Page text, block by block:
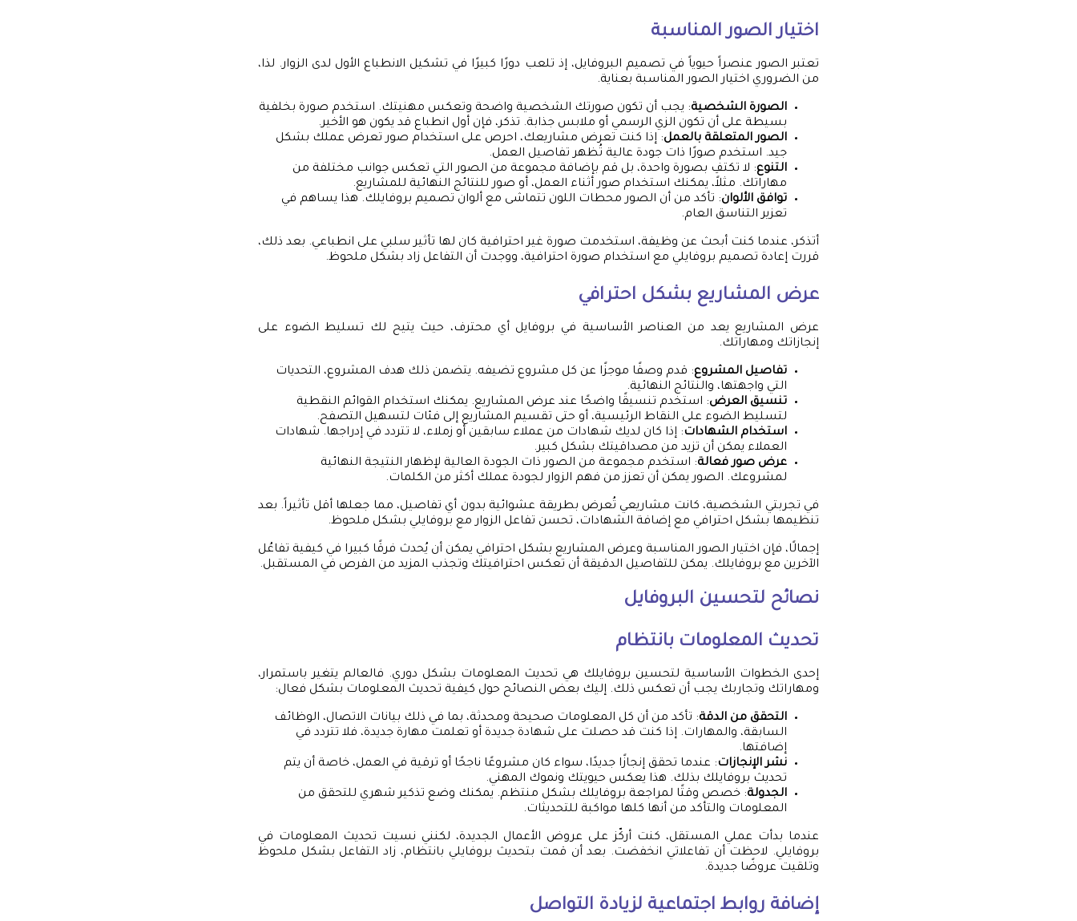
اختيار الصور المناسبة
تعتبر الصور عنصراً حيوياً في تصميم البروفايل، إذ تلعب دورًا كبيرًا في تشكيل الانطباع الأول لدى الزوار. لذا،
من الضروري اختيار الصور المناسبة بعناية.
الصورة الشخصية: يجب أن تكون صورتك الشخصية واضحة وتعكس مهنيتك. استخدم صورة بخلفية
بسيطة على أن تكون الزي الرسمي أو ملابس جذابة. تذكر، فإن أول انطباع قد يكون هو الأخير.
الصور المتعلقة بالعمل: إذا كنت تعرض مشاريعك، احرص على استخدام صور تعرض عملك بشكل
جيد. استخدم صورًا ذات جودة عالية تُظهر تفاصيل العمل.
التنوع: لا تكتفِ بصورة واحدة، بل قم بإضافة مجموعة من الصور التي تعكس جوانب مختلفة من
مهاراتك. مثلاً، يمكنك استخدام صور أثناء العمل، أو صور للنتائج النهائية للمشاريع.
توافق الألوان: تأكد من أن الصور محطات اللون تتماشى مع ألوان تصميم بروفايلك. هذا يساهم في
تعزير التناسق العام.
أتذكر، عندما كنت أبحث عن وظيفة، استخدمت صورة غير احترافية كان لها تأثير سلبي على انطباعي. بعد ذلك،
قررت إعادة تصميم بروفايلي مع استخدام صورة احترافية، ووجدت أن التفاعل زاد بشكل ملحوظ.
عرض المشاريع بشكل احترافي
عرض المشاريع يعد من العناصر الأساسية في بروفايل أي محترف، حيث يتيح لك تسليط الضوء على
إنجازاتك ومهاراتك.
تفاصيل المشروع: قدم وصفًا موجزًا عن كل مشروع تضيفه. يتضمن ذلك هدف المشروع، التحديات
التي واجهتها، والنتائج النهائية.
تنسيق العرض: استخدم تنسيقًا واضحًا عند عرض المشاريع. يمكنك استخدام القوائم النقطية
لتسليط الضوء على النقاط الرئيسية، أو حتى تقسيم المشاريع إلى فئات لتسهيل التصفح.
استخدام الشهادات: إذا كان لديك شهادات من عملاء سابقين أو زملاء، لا تتردد في إدراجها. شهادات
العملاء يمكن أن تزيد من مصداقيتك بشكل كبير.
عرض صور فعالة: استخدم مجموعة من الصور ذات الجودة العالية لإظهار النتيجة النهائية
لمشروعك. الصور يمكن أن تعزز من فهم الزوار لجودة عملك أكثر من الكلمات.
في تجربتي الشخصية، كانت مشاريعي تُعرض بطريقة عشوائية بدون أي تفاصيل، مما جعلها أقل تأثيراً. بعد
تنظيمها بشكل احترافي مع إضافة الشهادات، تحسن تفاعل الزوار مع بروفايلي بشكل ملحوظ.
إجمالًا، فإن اختيار الصور المناسبة وعرض المشاريع بشكل احترافي يمكن أن يُحدث فرقًا كبيرا في كيفية تفاعُل
الآخرين مع بروفايلك. يمكن للتفاصيل الدقيقة أن تعكس احترافيتك وتجذب المزيد من الفرص في المستقبل.
نصائح لتحسين البروفايل
تحديث المعلومات بانتظام
إحدى الخطوات الأساسية لتحسين بروفايلك هي تحديث المعلومات بشكل دوري. فالعالم يتغير باستمرار،
ومهاراتك وتجاربك يجب أن تعكس ذلك. إليك بعض النصائح حول كيفية تحديث المعلومات بشكل فعال:
التحقق من الدقة: تأكد من أن كل المعلومات صحيحة ومحدثة، بما في ذلك بيانات الاتصال، الوظائف
السابقة، والمهارات. إذا كنت قد حصلت على شهادة جديدة أو تعلمت مهارة جديدة، فلا تتردد في
إضافتها.
نشر الإنجازات: عندما تحقق إنجازًا جديدًا، سواء كان مشروعًا ناجحًا أو ترقية في العمل، خاصة أن يتم
تحديث بروفايلك بذلك. هذا يعكس حيويتك ونموك المهني.
الجدولة: خصص وقتًا لمراجعة بروفايلك بشكل منتظم. يمكنك وضع تذكير شهري للتحقق من
المعلومات والتأكد من أنها كلها مواكبة للتحديثات.
عندما بدأت عملي المستقل، كنت أركّز على عروض الأعمال الجديدة، لكنني نسيت تحديث المعلومات في
بروفايلي. لاحظت أن تفاعلاتي انخفضت. بعد أن قمت بتحديث بروفايلي بانتظام، زاد التفاعل بشكل ملحوظ
وتلقيت عروضًا جديدة.
إضافة روابط اجتماعية لزيادة التواصل